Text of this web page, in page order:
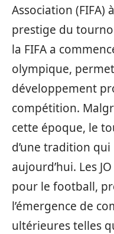
Association (FIFA)
prestige du
la FIFA a
olympique,
développement
compétition.
cette époque, le
d’une tradition qui
aujourd’hui. Les
pour le football,
l’émergence de
ultérieures telles